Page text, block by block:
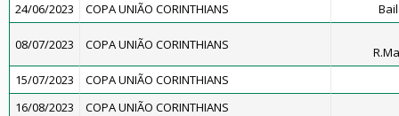
24/06/2023 COPA UNIÃO CORINTHIANS
08/07/2023 COPA UNIÃO CORINTHIANS
15/07/2023
COPA UNIÃO CORINTHIANS
16/08/2023
COPA UNIÃO CORINTHIANS